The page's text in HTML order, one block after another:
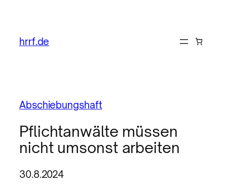
hrrf.de
Abschiebungshaft
Pflichtanwälte müssen
nicht umsonst arbeiten
30.8.2024